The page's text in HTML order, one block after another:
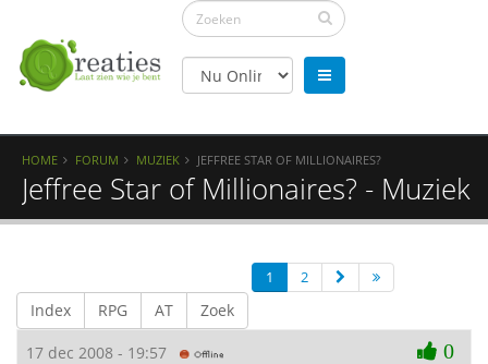
HOME FORUM MUZIEK JEFFREE STAR OF MILLIONAIRES?
Jeffree Star of Millionaires? - Muziek
Index RPG AT Zoek
1 2
17 dec 2008 - 19:57 0